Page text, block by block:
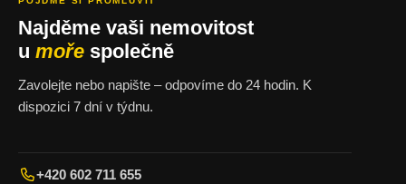
Najděme vaši nemovitost
u moře společně
Zavolejte nebo napište – odpovíme do 24 hodin. K
dispozici 7 dní v týdnu.
+420 602 711 655